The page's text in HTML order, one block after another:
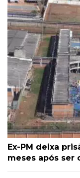
Ex-PM deixa
meses após ser